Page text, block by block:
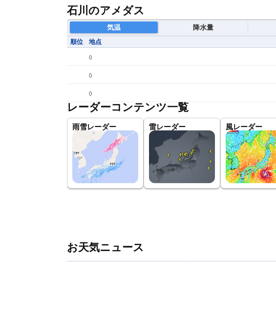
石川のアメダス
気温 降水量
順位 地点
()
()
()
レーダーコンテンツ一覧
雨雪レーダー 雷レーダー 風レーダー
お天気ニュース